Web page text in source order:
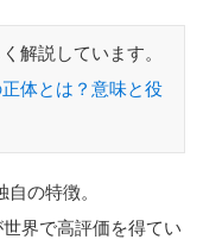
解説しています。
体とは？意味と役
の特徴。
界で高評価を得てい